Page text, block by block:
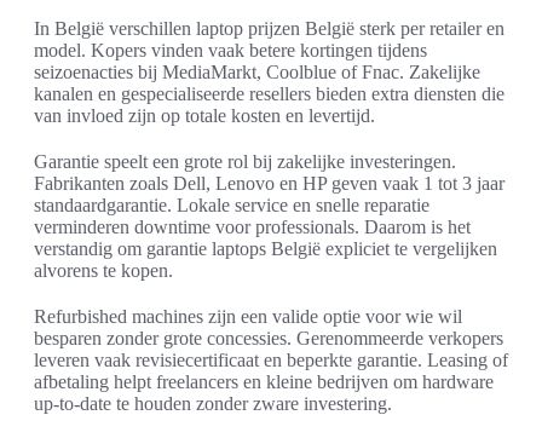
In België verschillen laptop prijzen België sterk per retailer en
model. Kopers vinden vaak betere kortingen tijdens
seizoenacties bij MediaMarkt, Coolblue of Fnac. Zakelijke
kanalen en gespecialiseerde resellers bieden extra diensten die
van invloed zijn op totale kosten en levertijd.
Garantie speelt een grote rol bij zakelijke investeringen.
Fabrikanten zoals Dell, Lenovo en HP geven vaak 1 tot 3 jaar
standaardgarantie. Lokale service en snelle reparatie
verminderen downtime voor professionals. Daarom is het
verstandig om garantie laptops België expliciet te vergelijken
alvorens te kopen.
Refurbished machines zijn een valide optie voor wie wil
besparen zonder grote concessies. Gerenommeerde verkopers
leveren vaak revisiecertificaat en beperkte garantie. Leasing of
afbetaling helpt freelancers en kleine bedrijven om hardware
up-to-date te houden zonder zware investering.